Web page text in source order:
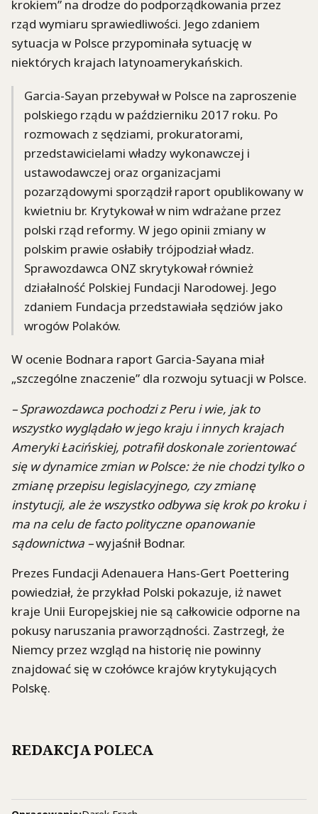
krokiem” na drodze do podporządkowania przez
rząd wymiaru sprawiedliwości. Jego zdaniem
sytuacja w Polsce przypominała sytuację w
niektórych krajach latynoamerykańskich.
Garcia-Sayan przebywał w Polsce na zaproszenie
polskiego rządu w październiku 2017 roku. Po
rozmowach z sędziami, prokuratorami,
przedstawicielami władzy wykonawczej i
ustawodawczej oraz organizacjami
pozarządowymi sporządził raport opublikowany w
kwietniu br. Krytykował w nim wdrażane przez
polski rząd reformy. W jego opinii zmiany w
polskim prawie osłabiły trójpodział władz.
Sprawozdawca ONZ skrytykował również
działalność Polskiej Fundacji Narodowej. Jego
zdaniem Fundacja przedstawiała sędziów jako
wrogów Polaków.
W ocenie Bodnara raport Garcia-Sayana miał
„szczególne znaczenie” dla rozwoju sytuacji w Polsce.
– Sprawozdawca pochodzi z Peru i wie, jak to
wszystko wyglądało w jego kraju i innych krajach
Ameryki Łacińskiej, potrafił doskonale zorientować
się w dynamice zmian w Polsce: że nie chodzi tylko o
zmianę przepisu legislacyjnego, czy zmianę
instytucji, ale że wszystko odbywa się krok po kroku i
ma na celu de facto polityczne opanowanie
sądownictwa –wyjaśnił Bodnar.
Prezes Fundacji Adenauera Hans-Gert Poettering
powiedział, że przykład Polski pokazuje, iż nawet
kraje Unii Europejskiej nie są całkowicie odporne na
pokusy naruszania praworządności. Zastrzegł, że
Niemcy przez wzgląd na historię nie powinny
znajdować się w czołówce krajów krytykujących
Polskę.
REDAKCJA POLECA